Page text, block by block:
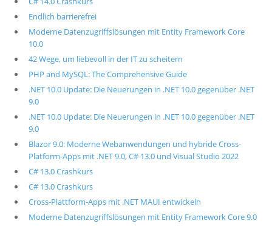
Endlich barrierefrei
Moderne Datenzugriffslösungen mit Entity Framework Core
10.0
42 Wege, um liebevoll in der IT zu scheitern
PHP and MySQL: The Comprehensive Guide
.NET 10.0 Update: Die Neuerungen in .NET 10.0 gegenüber .NET
9.0
.NET 10.0 Update: Die Neuerungen in .NET 10.0 gegenüber .NET
9.0
Blazor 9.0: Moderne Webanwendungen und hybride Cross-
Platform-Apps mit .NET 9.0, C# 13.0 und Visual Studio 2022
C# 13.0 Crashkurs
C# 13.0 Crashkurs
Cross-Plattform-Apps mit .NET MAUI entwickeln
Moderne Datenzugriffslösungen mit Entity Framework Core 9.0